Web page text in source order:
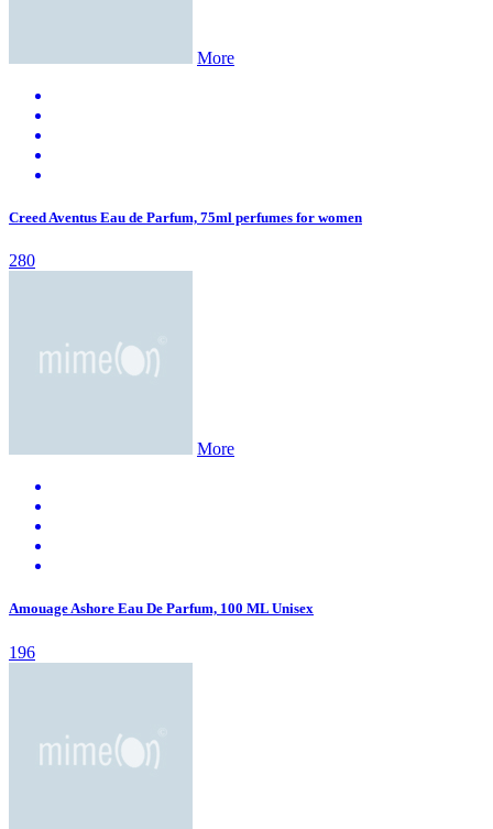
More
Creed Aventus Eau de Parfum, 75ml perfumes for women
280
More
Amouage Ashore Eau De Parfum, 100 ML Unisex
196